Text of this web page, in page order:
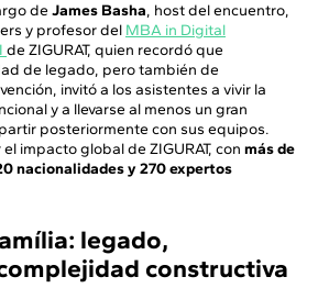
de James Basha, host del encuentro,
y profesor del MBA in Digital
de ZIGURAT, quien recordó que
de legado, pero también de
invitó a los asistentes a vivir la
y a llevarse al menos un gran
posteriormente con sus equipos.
impacto global de ZIGURAT, con más de
nacionalidades y 270 expertos
legado,
constructiva